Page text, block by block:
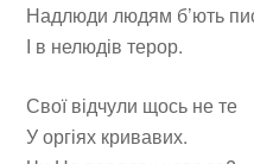
Надлюди людям б’ють
І в нелюдів терор.
Свої відчули щось не те
У оргіях кривавих.